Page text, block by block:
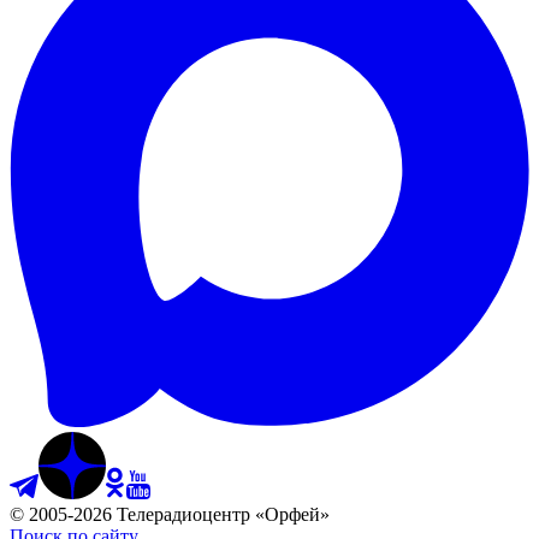
© 2005-2026 Телерадиоцентр «Орфей»